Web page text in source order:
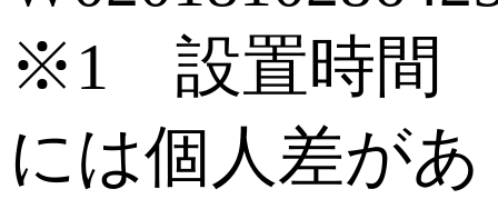
※1 設置時間
には個人差があ